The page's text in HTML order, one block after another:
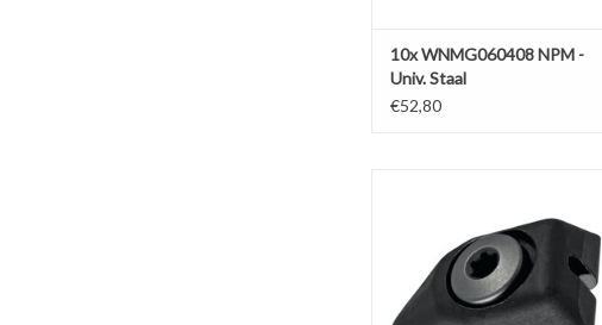
10x WNMG060408 NPM -
Univ. Staal
€52,80
TOEVOEGEN AAN WINKELWAGEN